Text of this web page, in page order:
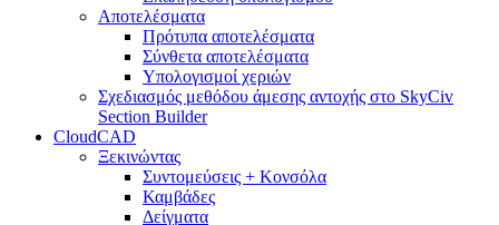
Αποτελέσματα
Πρότυπα αποτελέσματα
Σύνθετα αποτελέσματα
Υπολογισμοί χεριών
Σχεδιασμός μεθόδου άμεσης αντοχής στο SkyCiv
Section Builder
CloudCAD
Ξεκινώντας
Συντομεύσεις + Κονσόλα
Καμβάδες
Δείγματα